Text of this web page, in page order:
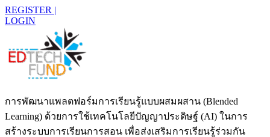
REGISTER |
LOGIN
การพัฒนาแพลตฟอร์มการเรียนรู้แบบผสมผสาน (Blended
Learning) ด้วยการใช้เทคโนโลยีปัญญาประดิษฐ์ (AI) ในการ
สร้างระบบการเรียนการสอน เพื่อส่งเสริมการเรียนรู้ร่วมกัน